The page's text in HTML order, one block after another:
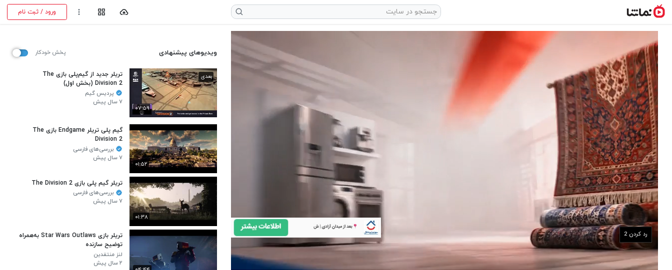
ورود / ثبت نام
رد کردن 1
ویدیوهای پیشنهادی پخش خودکار
۰۷:۵۹
بعدی
تریلر جدید از گیم‌پلی بازی The
Division 2 (بخش اول)
پردیس گیم
۷ سال پیش
۰۱:۵۲
گیم پلی تریلر Endgame بازی The
Division 2
بررسی‌های فارسی
۷ سال پیش
۰۱:۳۸
تریلر گیم پلی بازی The Division 2
بررسی‌های فارسی
۷ سال پیش
تریلر بازی Star Wars Outlaws به‌همراه
توضیح سازنده
لنز منتقدین
۲ سال پیش